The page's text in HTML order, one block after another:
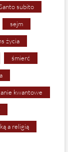
subito
sejm
życia
śmierć
kwantowe
a religią